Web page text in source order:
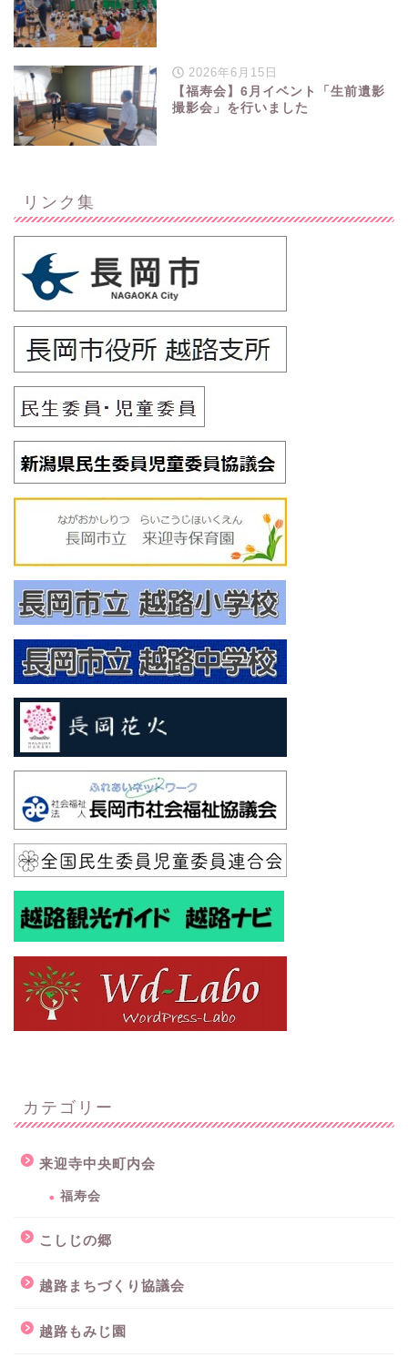
2026年6月15日
【福寿会】6月イベント「生前遺影
撮影会」を行いました
リンク集
カテゴリー
来迎寺中央町内会
福寿会
こしじの郷
越路まちづくり協議会
越路もみじ園